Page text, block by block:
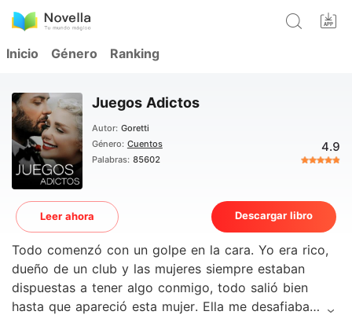
Inicio Género Ranking
Juegos Adictos
Autor: Goretti
Género: Cuentos
Palabras: 85602
4.9
Leer ahora Descargar libro
Todo comenzó con un golpe en la cara. Yo era rico,
dueño de un club y las mujeres siempre estaban
dispuestas a tener algo conmigo, todo salió bien
hasta que apareció esta mujer. Ella me desafiaba